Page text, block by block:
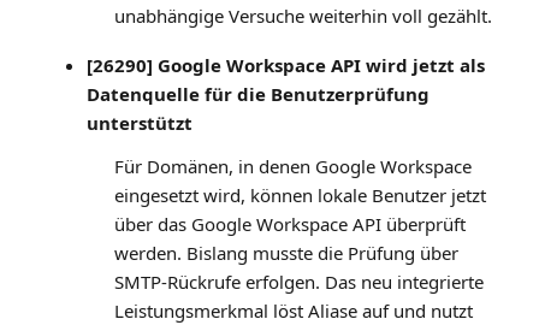
unabhängige Versuche weiterhin voll gezählt.
[26290] Google Workspace API wird jetzt als
Datenquelle für die Benutzerprüfung
unterstützt
Für Domänen, in denen Google Workspace
eingesetzt wird, können lokale Benutzer jetzt
über das Google Workspace API überprüft
werden. Bislang musste die Prüfung über
SMTP-Rückrufe erfolgen. Das neu integrierte
Leistungsmerkmal löst Aliase auf und nutzt